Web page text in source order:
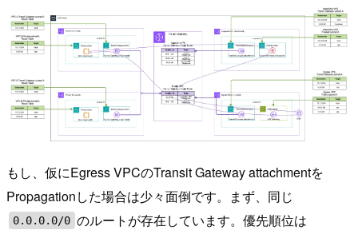
もし、仮にEgress VPCのTransit Gateway attachmentを
Propagationした場合は少々面倒です。まず、同じ
0.0.0.0/0 のルートが存在しています。優先順位は